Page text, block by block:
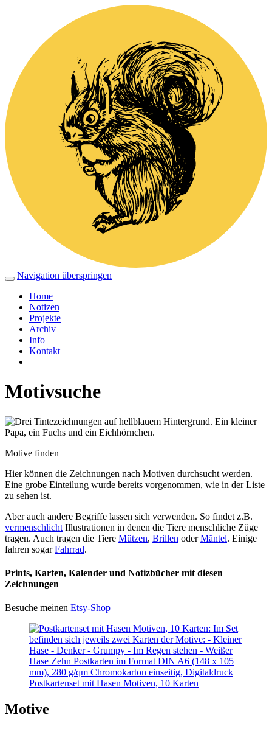
Navigation überspringen
Home
Notizen
Projekte
Archiv
Info
Kontakt
Motivsuche
Motive finden
Hier können die Zeichnungen nach Motiven durchsucht werden.
Eine grobe Einteilung wurde bereits vorgenommen, wie in der Liste
zu sehen ist.
Aber auch andere Begriffe lassen sich verwenden. So findet z.B.
vermenschlicht Illustrationen in denen die Tiere menschliche Züge
tragen. Auch tragen die Tiere Mützen, Brillen oderMäntel. Einige
fahren sogarFahrrad.
Prints, Karten, Kalender und Notizbücher mit diesen
Zeichnungen
Besuche meinen Etsy-Shop
Postkartenset mit Hasen Motiven, 10 Karten
Motive